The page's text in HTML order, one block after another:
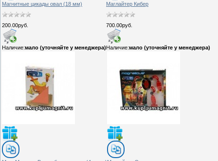
Магнитные цикады овал (18 мм)
200.00руб.
Наличие:мало (уточняйте у менеджера)
Маглайтер Кибер
700.00руб.
Наличие:мало (уточняйте у менеджера)